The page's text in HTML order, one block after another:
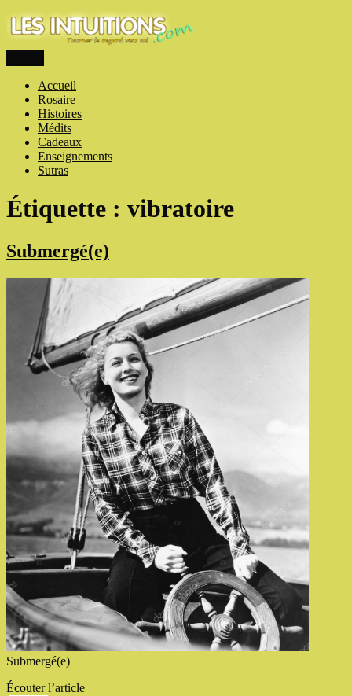
Aller
contenu
Les intuitions
Touner le regard vers soi
Accueil
Rosaire
Histoires
Médits
Cadeaux
Enseignements
Sutras
Étiquette : vibratoire
Submergé(e)
Submergé(e)
Écouter l’article